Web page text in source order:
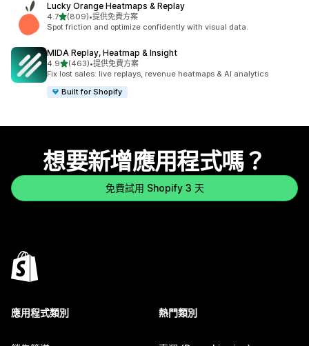
Lucky Orange Heatmaps & Replay
4.7滿分 5 顆星
(809)
共有 809 則評價
•提供免費方案
Spot friction and optimize confidently with visual data.
MIDA Replay, Heatmap & Insight
4.9滿分 5 顆星
(463)
共有 463 則評價
•提供免費方案
Fix lost sales: live replays, revenue heatmaps & AI analytics
Built for Shopify
想要新增應用程式嗎？
免費試用 Shopify 3 天
應用程式類別 熱門類別